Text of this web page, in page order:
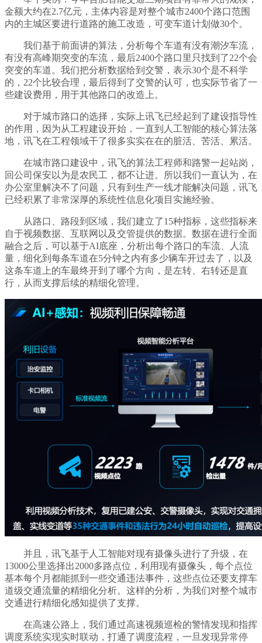
金额大约在2.7亿元，主体内容是对整个城市2400个路口范围
内的主城区要进行道路的施工改造，可变车道计划做30个。
我们基于前面讲的算法，分析每个车道有没有潮汐车流，
有没有高峰期突变的车流，最后2400个路口里只找到了22个会
突变的车道。我们把分析数据给到交警，表示30个是不科学
的，22个比较合理，最后得到了交警的认可，也实际节省了一
些建设费用，用于其他路口的改造上。
对于城市路口的选择，实际上讯飞已经起到了建设指导性
的作用，因为从工程建设开始，一直到人工智能的核心算法落
地，讯飞在工程领域干了很多实实在在的脏活、苦活、累活。
在城市路口建设中，讯飞的算法工程师和路警一起站岗，
回公司保安以为是农民工，都不让进。所以我们一直认为，在
办公室里解决不了问题，只有到生产一线才能解决问题，讯飞
已经积累了非常深厚的系统性信息化项目实施经验。
从路口、路段到区域，我们建立了15种指标，这些指标来
自于视频数据、互联网以及交管提供的数据。数据在进行全面
融合之后，可以基于AI底座，分析出每个路口的车流、人流
量，细化到每条车道在5分钟之内有多少辆车开过去了，以及
这条车道上的车最终开到了哪个方向，是左转、右转还是直
行，从而支撑后续的精细化管理。
并且，讯飞基于人工智能对现有摄像头进行了升级，在
13000公里选择出2000多路点位，利用现有摄像头，每个点位
基本每个月都能抓到一些交通违法事件，这些点位还要支撑车
道级交通流量的精细化分析。这样的分析，为我们对整个城市
交通进行精细化感知提供了支撑。
在高速公路上，我们通过高速视频巡检的警情发现和指挥
调度系统实现实时联动，打通了调度流程，一旦发现异常停